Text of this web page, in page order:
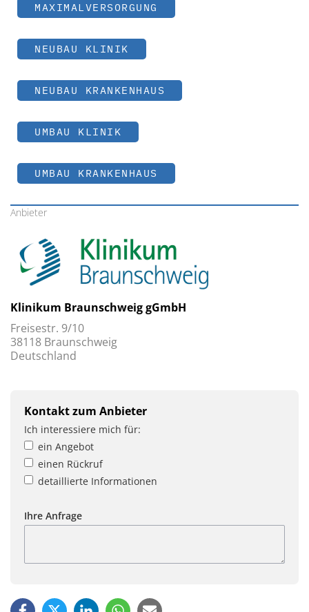
MAXIMALVERSORGUNG
NEUBAU KLINIK
NEUBAU KRANKENHAUS
UMBAU KLINIK
UMBAU KRANKENHAUS
Anbieter
Klinikum Braunschweig gGmbH
Freisestr. 9/10
38118 Braunschweig
Deutschland
Kontakt zum Anbieter
Ich interessiere mich für:
ein Angebot
einen Rückruf
detaillierte Informationen
Ihre Anfrage